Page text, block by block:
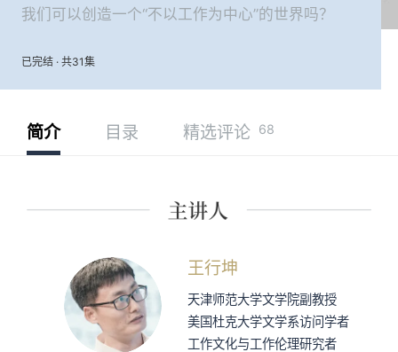
我们可以创造一个“不以工作为中心”的世界吗？
已完结 · 共31集
简介 目录 精选评论 68
王行坤
天津师范大学文学院副教授
美国杜克大学文学系访问学者
工作文化与工作伦理研究者